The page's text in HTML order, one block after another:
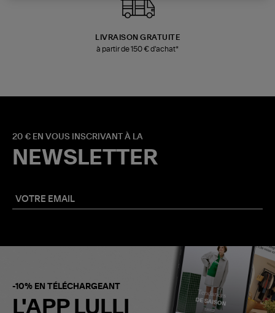
LIVRAISON GRATUITE
à partir de 150 € d'achat*
20 € EN VOUS INSCRIVANT À LA
NEWSLETTER
-10% EN TÉLÉCHARGEANT
L'APP LULLI